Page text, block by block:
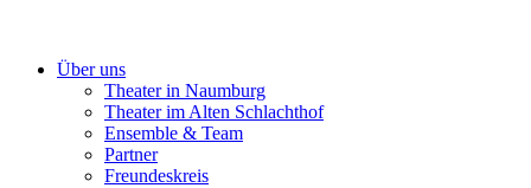
Über uns
Theater in Naumburg
Theater im Alten Schlachthof
Ensemble & Team
Partner
Freundeskreis